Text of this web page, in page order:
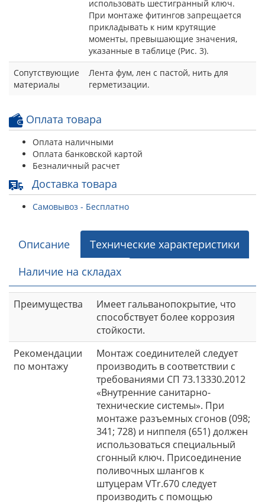
использовать шестигранный ключ.
При монтаже фитингов запрещается
прикладывать к ним крутящие
моменты, превышающие значения,
указанные в таблице (Рис. 3).
Сопутствующие
материалы
Лента фум, лен с пастой, нить для
герметизации.
Оплата товара
Оплата наличными
Оплата банковской картой
Безналичный расчет
Доставка товара
Самовывоз - Бесплатно
Описание
Технические характеристики
Наличие на складах
Преимущества
Имеет гальванопокрытие, что
способствует более коррозия
стойкости.
Рекомендации
по монтажу
Монтаж соединителей следует
производить в соответствии с
требованиями СП 73.13330.2012
«Внутренние санитарно-
технические системы». При
монтаже разъемных сгонов (098;
341; 728) и ниппеля (651) должен
использоваться специальный
сгонный ключ. Присоединение
поливочных шлангов к
штуцерам VTr.670 следует
производить с помощью